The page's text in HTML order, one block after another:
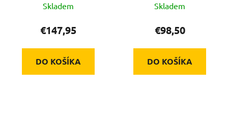
Skladem
€147,95
DO KOŠÍKA
Skladem
€98,50
DO KOŠÍKA